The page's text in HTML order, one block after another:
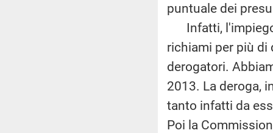
puntuale dei
Infatti, l'impiego
richiami per più di
derogatori.
2013. La deroga,
tanto infatti da
Poi la